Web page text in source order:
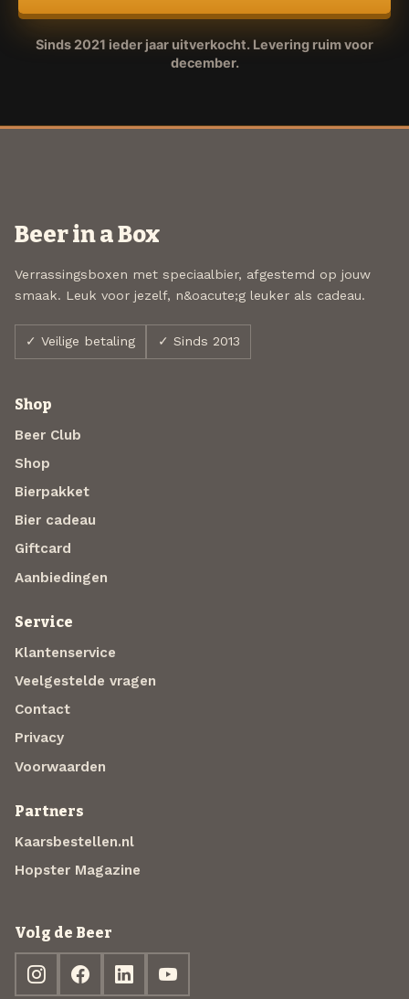
Sinds 2021 ieder jaar uitverkocht. Levering ruim voor
december.
Beer in a Box
Verrassingsboxen met speciaalbier, afgestemd op jouw
smaak. Leuk voor jezelf, n&oacute;g leuker als cadeau.
✓ Veilige betaling ✓ Sinds 2013
Shop
Beer Club
Shop
Bierpakket
Bier cadeau
Giftcard
Aanbiedingen
Service
Klantenservice
Veelgestelde vragen
Contact
Privacy
Voorwaarden
Partners
Kaarsbestellen.nl
Hopster Magazine
Volg de Beer